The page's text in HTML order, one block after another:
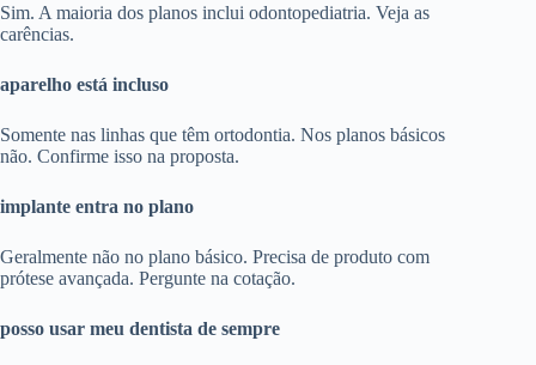
Sim. A maioria dos planos inclui odontopediatria. Veja as
carências.
aparelho está incluso
Somente nas linhas que têm ortodontia. Nos planos básicos
não. Confirme isso na proposta.
implante entra no plano
Geralmente não no plano básico. Precisa de produto com
prótese avançada. Pergunte na cotação.
posso usar meu dentista de sempre